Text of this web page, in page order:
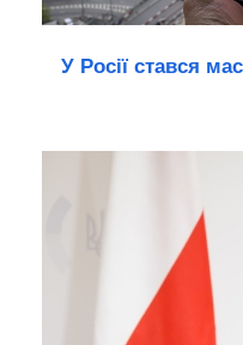
У Росії стався